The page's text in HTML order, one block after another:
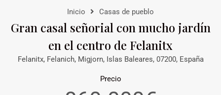
Inicio Casas de pueblo
Gran casal señorial con mucho jardín
en el centro de Felanitx
Felanitx, Felanich, Migjorn, Islas Baleares, 07200, España
Precio